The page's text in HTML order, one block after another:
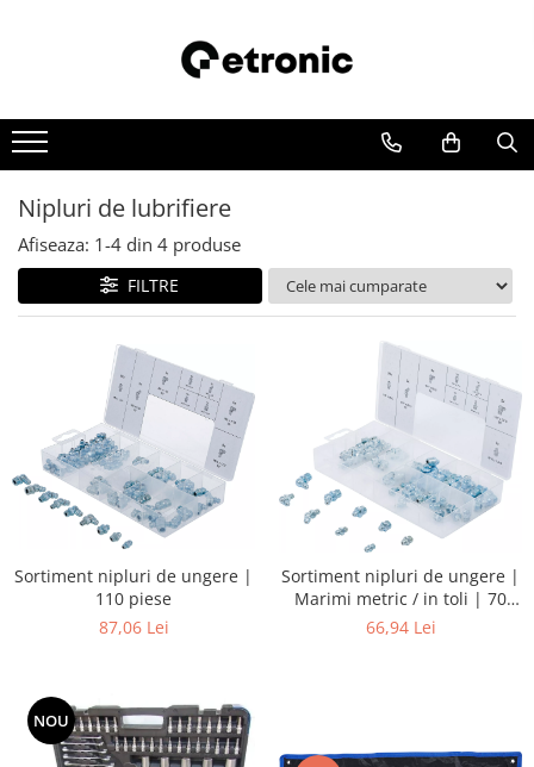
Nipluri de lubrifiere
Afiseaza: 1-4 din 4 produse
FILTRE
Sortiment nipluri de ungere |
110 piese
87,06 Lei
Sortiment nipluri de ungere |
Marimi metric / in toli | 70
piese
66,94 Lei
NOU